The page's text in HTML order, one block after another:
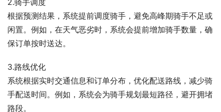
2.骑手调度
根据预测结果，系统提前调度骑手，避免高峰期骑手不足或
闲置。例如，在天气恶劣时，系统会提前增加骑手数量，确
保订单按时送达。
3.路线优化
系统根据实时交通信息和订单分布，优化配送路线，减少骑
手配送时间。例如，系统会为骑手规划最短路径，避开拥堵
路段。